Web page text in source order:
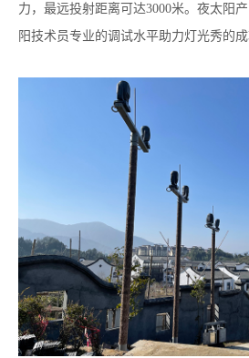
力，最远投射距离可达3000米。夜太阳
阳技术员专业的调试水平助力灯光秀的成